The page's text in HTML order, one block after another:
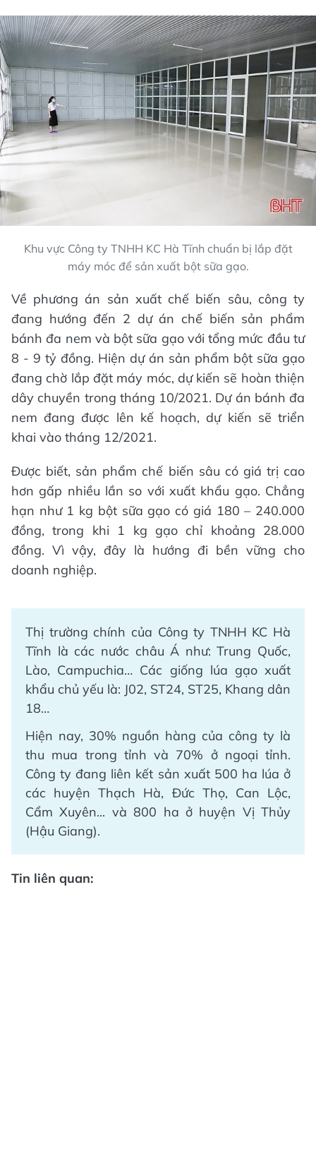
Khu vực Công ty TNHH KC Hà Tĩnh chuẩn bị lắp đặt
máy móc để sản xuất bột sữa gạo.
Về phương án sản xuất chế biến sâu, công ty
đang hướng đến 2 dự án chế biến sản phẩm
bánh đa nem và bột sữa gạo với tổng mức đầu tư
8 - 9 tỷ đồng. Hiện dự án sản phẩm bột sữa gạo
đang chờ lắp đặt máy móc, dự kiến sẽ hoàn thiện
dây chuyền trong tháng 10/2021. Dự án bánh đa
nem đang được lên kế hoạch, dự kiến sẽ triển
khai vào tháng 12/2021.
Được biết, sản phẩm chế biến sâu có giá trị cao
hơn gấp nhiều lần so với xuất khẩu gạo. Chẳng
hạn như 1 kg bột sữa gạo có giá 180 – 240.000
đồng, trong khi 1 kg gạo chỉ khoảng 28.000
đồng. Vì vậy, đây là hướng đi bền vững cho
doanh nghiệp.
Thị trường chính của Công ty TNHH KC Hà
Tĩnh là các nước châu Á như: Trung Quốc,
Lào, Campuchia… Các giống lúa gạo xuất
khẩu chủ yếu là: J02, ST24, ST25, Khang dân
18…
Hiện nay, 30% nguồn hàng của công ty là
thu mua trong tỉnh và 70% ở ngoại tỉnh.
Công ty đang liên kết sản xuất 500 ha lúa ở
các huyện Thạch Hà, Đức Thọ, Can Lộc,
Cẩm Xuyên... và 800 ha ở huyện Vị Thủy
(Hậu Giang).
Tin liên quan: